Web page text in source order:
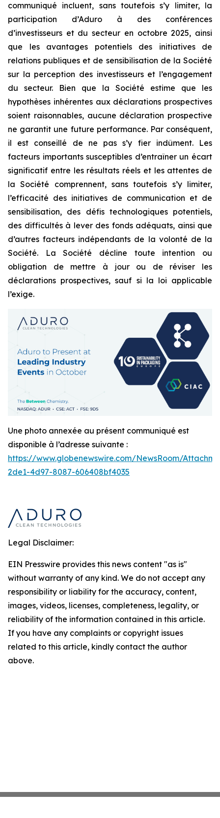
communiqué incluent, sans toutefois s’y limiter, la
participation d’Aduro à des conférences
d’investisseurs et du secteur en octobre 2025, ainsi
que les avantages potentiels des initiatives de
relations publiques et de sensibilisation de la Société
sur la perception des investisseurs et l’engagement
du secteur. Bien que la Société estime que les
hypothèses inhérentes aux déclarations prospectives
soient raisonnables, aucune déclaration prospective
ne garantit une future performance. Par conséquent,
il est conseillé de ne pas s’y fier indûment. Les
facteurs importants susceptibles d’entraîner un écart
significatif entre les résultats réels et les attentes de
la Société comprennent, sans toutefois s’y limiter,
l’efficacité des initiatives de communication et de
sensibilisation, des défis technologiques potentiels,
des difficultés à lever des fonds adéquats, ainsi que
d’autres facteurs indépendants de la volonté de la
Société. La Société décline toute intention ou
obligation de mettre à jour ou de réviser les
déclarations prospectives, sauf si la loi applicable
l’exige.
Une photo annexée au présent communiqué est
disponible à l’adresse suivante :
https://www.globenewswire.com/NewsRoom/
2de1-4d97-8087-606408bf4035
Legal Disclaimer:
EIN Presswire provides this news content "as is"
without warranty of any kind. We do not accept any
responsibility or liability for the accuracy, content,
images, videos, licenses, completeness, legality, or
reliability of the information contained in this article.
If you have any complaints or copyright issues
related to this article, kindly contact the author
above.